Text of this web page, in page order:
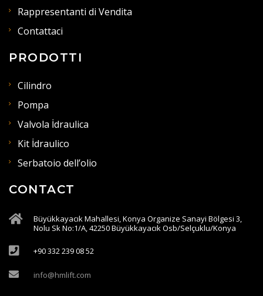
Rappresentanti di Vendita
Contattaci
PRODOTTI
Cilindro
Pompa
Valvola İdraulica
Kit İdraulico
Serbatoio dell’olio
CONTACT
Büyükkayacık Mahallesi, Konya Organize Sanayi Bölgesi 3,
Nolu Sk No:1/A, 42250 Büyükkayacık Osb/Selçuklu/Konya
+90 332 239 08 52
info@hmlift.com